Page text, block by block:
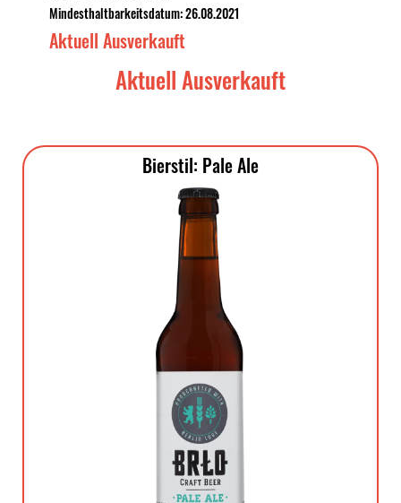
Mindesthaltbarkeitsdatum: 26.08.2021
Aktuell Ausverkauft
Aktuell Ausverkauft
Bierstil: Pale Ale